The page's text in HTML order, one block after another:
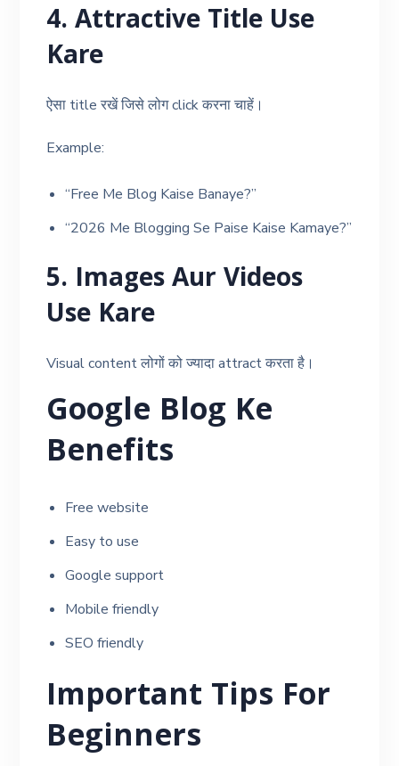
4. Attractive Title Use
Kare
ऐसा title रखें जिसे लोग click करना चाहें।
Example:
“Free Me Blog Kaise Banaye?”
“2026 Me Blogging Se Paise Kaise Kamaye?”
5. Images Aur Videos
Use Kare
Visual content लोगों को ज्यादा attract करता है।
Google Blog Ke
Benefits
Free website
Easy to use
Google support
Mobile friendly
SEO friendly
Important Tips For
Beginners